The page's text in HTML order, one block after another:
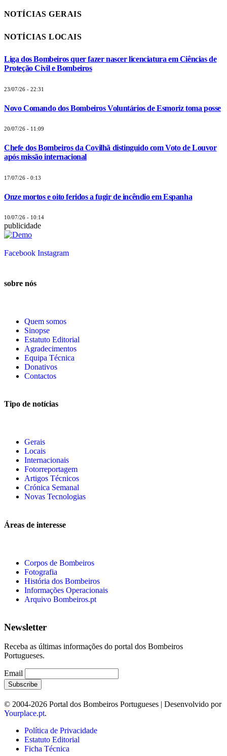
NOTÍCIAS GERAIS
NOTÍCIAS LOCAIS
Liga dos Bombeiros quer fazer nascer licenciatura em Ciências de
Proteção Civil e Bombeiros
23/07/26 - 22:31
Novo Comando dos Bombeiros Voluntários de Esmoriz toma posse
20/07/26 - 11:09
Chefe dos Bombeiros da Covilhã distinguido com Voto de Louvor
após missão internacional
17/07/26 - 0:13
Onze mortos e oito feridos a fugir de incêndio em Espanha
10/07/26 - 10:14
publicidade
Facebook Instagram
sobre nós
Quem somos
Sinopse
Estatuto Editorial
Agradecimentos
Equipa Técnica
Donativos
Contactos
Tipo de notícias
Gerais
Locais
Internacionais
Fotorreportagem
Artigos Técnicos
Crónica Semanal
Novas Tecnologias
Áreas de interesse
Corpos de Bombeiros
Fotografia
História dos Bombeiros
Informações Operacionais
Arquivo Bombeiros.pt
Newsletter
Receba as últimas informações do portal dos Bombeiros
Portugueses.
Email
© 2004-2026 Portal dos Bombeiros Portugueses | Desenvolvido por
Yourplace.pt.
Política de Privacidade
Estatuto Editorial
Ficha Técnica